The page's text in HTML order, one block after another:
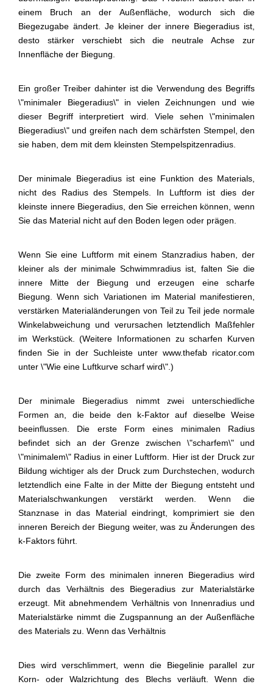
einem Bruch an der Außenfläche, wodurch sich die
Biegezugabe ändert. Je kleiner der innere Biegeradius ist,
desto stärker verschiebt sich die neutrale Achse zur
Innenfläche der Biegung.
Ein großer Treiber dahinter ist die Verwendung des Begriffs
\"minimaler Biegeradius\" in vielen Zeichnungen und wie
dieser Begriff interpretiert wird. Viele sehen \"minimalen
Biegeradius\" und greifen nach dem schärfsten Stempel, den
sie haben, dem mit dem kleinsten Stempelspitzenradius.
Der minimale Biegeradius ist eine Funktion des Materials,
nicht des Radius des Stempels. In Luftform ist dies der
kleinste innere Biegeradius, den Sie erreichen können, wenn
Sie das Material nicht auf den Boden legen oder prägen.
Wenn Sie eine Luftform mit einem Stanzradius haben, der
kleiner als der minimale Schwimmradius ist, falten Sie die
innere Mitte der Biegung und erzeugen eine scharfe
Biegung. Wenn sich Variationen im Material manifestieren,
verstärken Materialänderungen von Teil zu Teil jede normale
Winkelabweichung und verursachen letztendlich Maßfehler
im Werkstück. (Weitere Informationen zu scharfen Kurven
finden Sie in der Suchleiste unter www.thefab ricator.com
unter \"Wie eine Luftkurve scharf wird\".)
Der minimale Biegeradius nimmt zwei unterschiedliche
Formen an, die beide den k-Faktor auf dieselbe Weise
beeinflussen. Die erste Form eines minimalen Radius
befindet sich an der Grenze zwischen \"scharfem\" und
\"minimalem\" Radius in einer Luftform. Hier ist der Druck zur
Bildung wichtiger als der Druck zum Durchstechen, wodurch
letztendlich eine Falte in der Mitte der Biegung entsteht und
Materialschwankungen verstärkt werden. Wenn die
Stanznase in das Material eindringt, komprimiert sie den
inneren Bereich der Biegung weiter, was zu Änderungen des
k-Faktors führt.
Die zweite Form des minimalen inneren Biegeradius wird
durch das Verhältnis des Biegeradius zur Materialstärke
erzeugt. Mit abnehmendem Verhältnis von Innenradius und
Materialstärke nimmt die Zugspannung an der Außenfläche
des Materials zu. Wenn das Verhältnis
Dies wird verschlimmert, wenn die Biegelinie parallel zur
Korn- oder Walzrichtung des Blechs verläuft. Wenn die